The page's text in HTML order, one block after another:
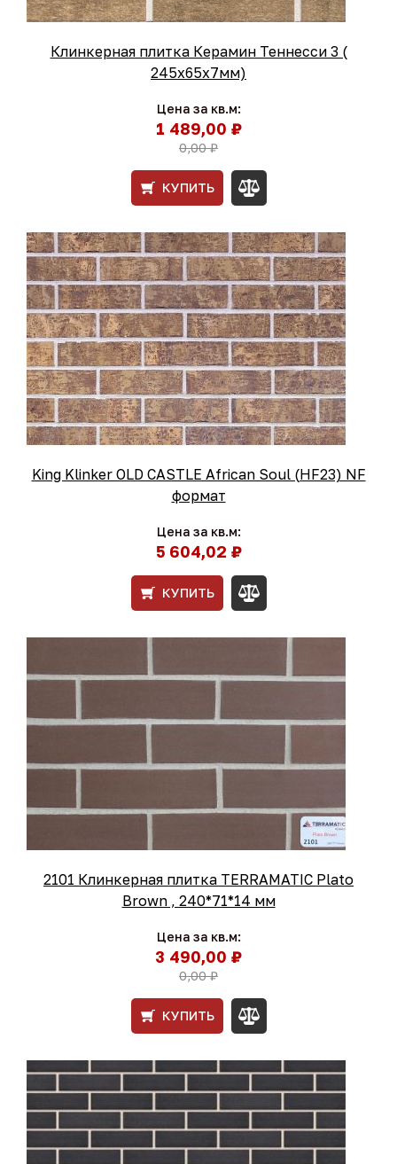
Клинкерная плитка Керамин Теннесси 3 (
245x65x7мм)
Цена за кв.м:
1 489,00 ₽
0,00 ₽
КУПИТЬ
King Klinker OLD CASTLE African Soul (HF23) NF
формат
Цена за кв.м:
5 604,02 ₽
КУПИТЬ
2101 Клинкерная плитка TERRAMATIC Plato
Brown , 240*71*14 мм
Цена за кв.м:
3 490,00 ₽
0,00 ₽
КУПИТЬ